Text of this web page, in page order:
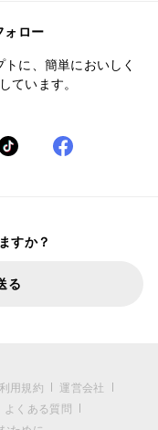
ォロー
に、簡単においしく
ています。
すか？
る
利用規約
運営会社
よくある質問